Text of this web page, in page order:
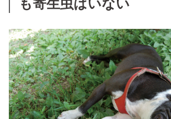
も寄生虫はいない